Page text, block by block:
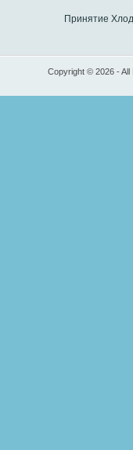
Принятие
Copyright © 2026 -